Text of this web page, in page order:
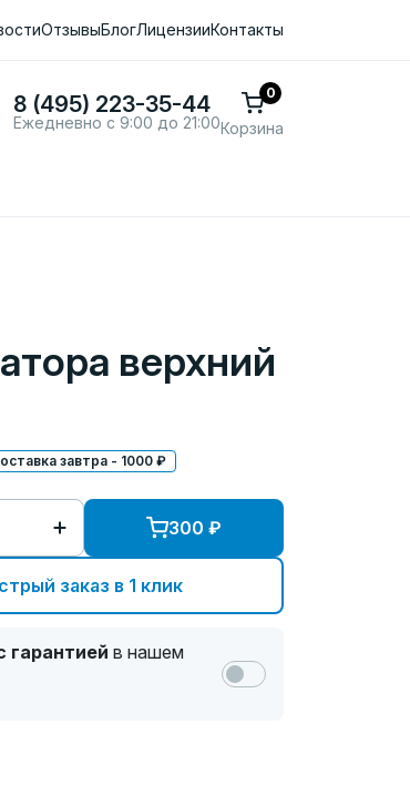
ОтзывыБлогЛицензииКонтакты
8 (495) 223-35-44
Ежедневно с 9:00 до 21:00Корзина
0
верхний
завтра - 1000 ₽
заказ в 1 клик
300 ₽
гарантией в нашем